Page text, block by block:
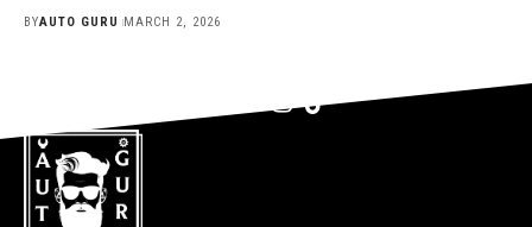
BYAUTO GURU MARCH 2, 2026